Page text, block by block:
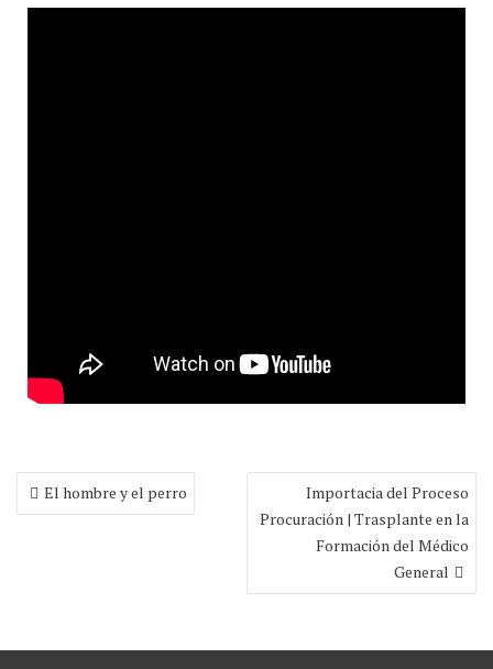
Navegación
de
El hombre y el perro
Importacia del Proceso
Procuración | Trasplante en la
Formación del Médico
General